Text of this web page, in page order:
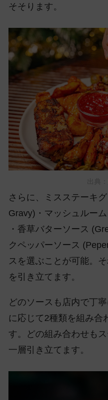
そそります。
さらに、ミスステーキ
Gravy)・マッシュルー
・香草バターソース
クペッパーソース
スを選ぶことが可能。
を引き立てます。
どのソースも店内で丁
に応じて2種類を組み合
す。どの組み合わせも
一層引き立てます。